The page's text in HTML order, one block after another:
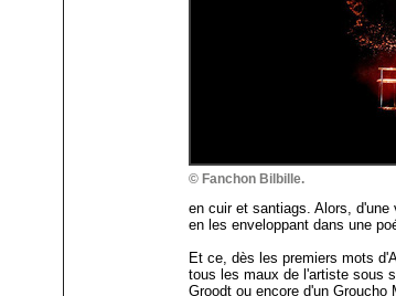
© Fanchon Bilbille.
en cuir et santiags. Alors,
en les enveloppant dans une
Et ce, dès les premiers mots
tous les maux de l'artiste sous
Groodt ou encore d'un Groucho